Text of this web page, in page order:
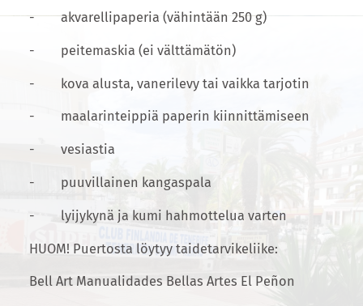
- akvarellipaperia (vähintään 250 g)
- peitemaskia (ei välttämätön)
- kova alusta, vanerilevy tai vaikka tarjotin
- maalarinteippiä paperin kiinnittämiseen
- vesiastia
- puuvillainen kangaspala
- lyijykynä ja kumi hahmottelua varten
HUOM! Puertosta löytyy taidetarvikeliike:
Bell Art Manualidades Bellas Artes El Peñon